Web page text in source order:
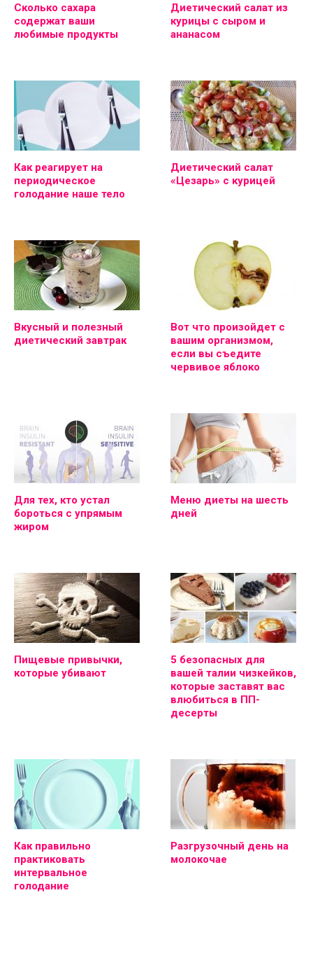
Сколько сахара
содержат ваши
любимые продукты
Диетический салат из
курицы с сыром и
ананасом
Как реагирует на
периодическое
голодание наше тело
Диетический салат
«Цезарь» с курицей
Вкусный и полезный
диетический завтрак
Вот что произойдет с
вашим организмом,
если вы съедите
червивое яблоко
Для тех, кто устал
бороться с упрямым
жиром
Меню диеты на шесть
дней
Пищевые привычки,
которые убивают
5 безопасных для
вашей талии чизкейков,
которые заставят вас
влюбиться в ПП-
десерты
Как правильно
практиковать
интервальное
голодание
Разгрузочный день на
молокочае